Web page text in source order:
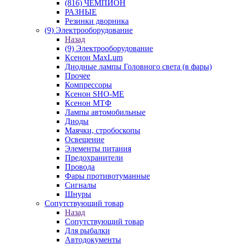
(816) ЧЕМПИОН
РАЗНЫЕ
Резинки дворника
(9) Электрооборудование
Назад
(9) Электрооборудование
Ксенон MaxLum
Диодные лампы Головного света (в фары)
Прочее
Компрессоры
Ксенон SHO-ME
Ксенон МТФ
Лампы автомобильные
Диоды
Маячки, стробоскопы
Освещение
Элементы питания
Предохранители
Провода
Фары противотуманные
Сигналы
Шнуры
Сопутствующий товар
Назад
Сопутствующий товар
Для рыбалки
Автодокументы